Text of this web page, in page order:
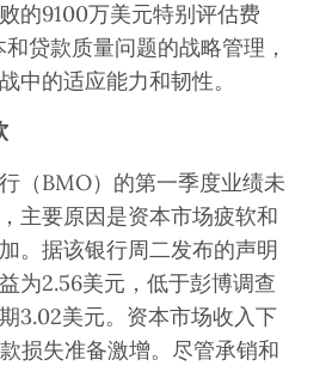
的9100万美元特别评估费
贷款质量问题的战略管理，
中的适应能力和韧性。
（BMO）的第一季度业绩未
主要原因是资本市场疲软和
。据该银行周二发布的声明
为2.56美元，低于彭博调查
3.02美元。资本市场收入下
损失准备激增。尽管承销和